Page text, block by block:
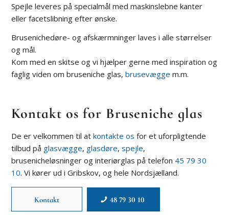
Spejle leveres på specialmål med maskinslebne kanter
eller facetslibning efter ønske.
Brusenichedøre- og afskærmninger laves i alle størrelser
og mål.
Kom med en skitse og vi hjælper gerne med inspiration og
faglig viden om bruseniche glas,brusevægge m.m.
Kontakt os for Bruseniche glas
De er velkommen til atkontakte os for et uforpligtende
tilbud på glasvægge, glasdøre,spejle,
brusenicheløsninger og interiørglas på telefon 45 79 30
10. Vi kører ud i Gribskov, og hele Nordsjælland.
Kontakt 48 79 30 10